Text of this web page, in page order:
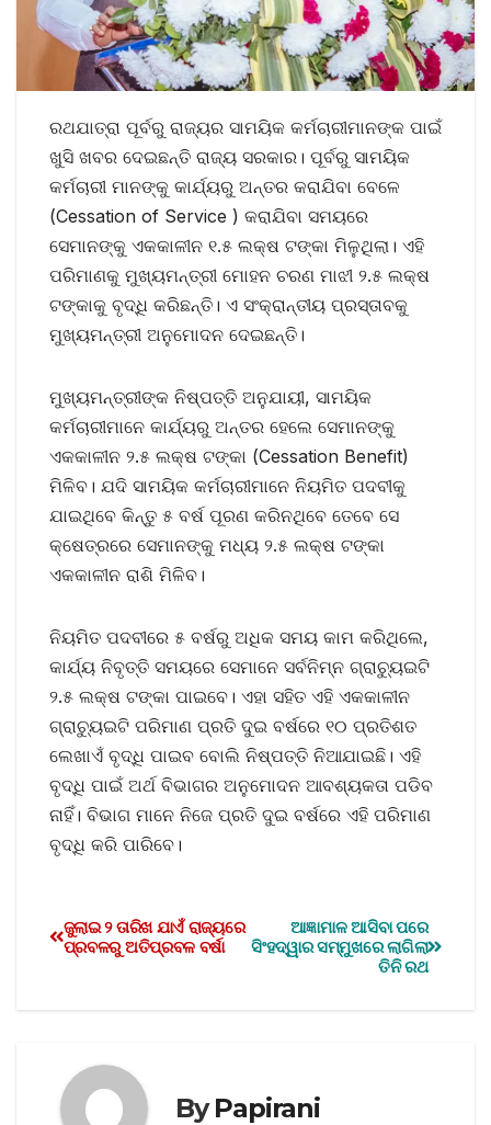
ରଥଯାତ୍ରା ପୂର୍ବରୁ ରାଜ୍ୟର ସାମୟିକ କର୍ମଚାରୀମାନଙ୍କ ପାଇଁ
ଖୁସି ଖବର ଦେଇଛନ୍ତି ରାଜ୍ୟ ସରକାର। ପୂର୍ବରୁ ସାମୟିକ
କର୍ମଚାରୀ ମାନଙ୍କୁ କାର୍ଯ୍ୟରୁ ଅନ୍ତର କରାଯିବା ବେଳେ
(Cessation of Service ) କରାଯିବା ସମୟରେ
ସେମାନଙ୍କୁ ଏକକାଳୀନ ୧.୫ ଲକ୍ଷ ଟଙ୍କା ମିଳୁଥିଲା। ଏହି
ପରିମାଣକୁ ମୁଖ୍ୟମନ୍ତ୍ରୀ ମୋହନ ଚରଣ ମାଝୀ ୨.୫ ଲକ୍ଷ
ଟଙ୍କାକୁ ବୃଦ୍ଧି କରିଛନ୍ତି। ଏ ସଂକ୍ରାନ୍ତୀୟ ପ୍ରସ୍ତାବକୁ
ମୁଖ୍ୟମନ୍ତ୍ରୀ ଅନୁମୋଦନ ଦେଇଛନ୍ତି।
ମୁଖ୍ୟମନ୍ତ୍ରୀଙ୍କ ନିଷ୍ପତ୍ତି ଅନୁଯାୟୀ, ସାମୟିକ
କର୍ମଚାରୀମାନେ କାର୍ଯ୍ୟରୁ ଅନ୍ତର ହେଲେ ସେମାନଙ୍କୁ
ଏକକାଳୀନ ୨.୫ ଲକ୍ଷ ଟଙ୍କା (Cessation Benefit)
ମିଳିବ। ଯଦି ସାମୟିକ କର୍ମଚାରୀମାନେ ନିୟମିତ ପଦବୀକୁ
ଯାଇଥିବେ କିନ୍ତୁ ୫ ବର୍ଷ ପୂରଣ କରିନଥିବେ ତେବେ ସେ
କ୍ଷେତ୍ରରେ ସେମାନଙ୍କୁ ମଧ୍ୟ ୨.୫ ଲକ୍ଷ ଟଙ୍କା
ଏକକାଳୀନ ରାଶି ମିଳିବ।
ନିୟମିତ ପଦବୀରେ ୫ ବର୍ଷରୁ ଅଧିକ ସମୟ କାମ କରିଥିଲେ,
କାର୍ଯ୍ୟ ନିବୃତ୍ତି ସମୟରେ ସେମାନେ ସର୍ବନିମ୍ନ ଗ୍ରାଚ୍ୟୁଇଟି
୨.୫ ଲକ୍ଷ ଟଙ୍କା ପାଇବେ। ଏହା ସହିତ ଏହି ଏକକାଳୀନ
ଗ୍ରାଚ୍ୟୁଇଟି ପରିମାଣ ପ୍ରତି ଦୁଇ ବର୍ଷରେ ୧୦ ପ୍ରତିଶତ
ଲେଖାଏଁ ବୃଦ୍ଧି ପାଇବ ବୋଲି ନିଷ୍ପତ୍ତି ନିଆଯାଇଛି। ଏହି
ବୃଦ୍ଧି ପାଇଁ ଅର୍ଥ ବିଭାଗର ଅନୁମୋଦନ ଆବଶ୍ୟକତା ପଡିବ
ନାହିଁ। ବିଭାଗ ମାନେ ନିଜେ ପ୍ରତି ଦୁଇ ବର୍ଷରେ ଏହି ପରିମାଣ
ବୃଦ୍ଧି କରି ପାରିବେ।
ଆଜ୍ଞାମାଳ ଆସିବା ପରେ
ସିଂହଦ୍ୱାର ସମ୍ମୁଖରେ ଲାଗିଲା
ତିନି ରଥ
ଜୁଲାଇ ୨ ତାରିଖ ଯାଏଁ ରାଜ୍ୟରେ
ପ୍ରବଳରୁ ଅତିପ୍ରବଳ ବର୍ଷା
ByPapirani